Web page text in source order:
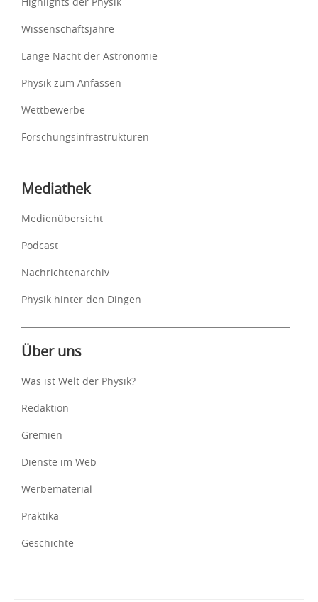
Wissenschaftsjahre
Lange Nacht der Astronomie
Physik zum Anfassen
Wettbewerbe
Forschungsinfrastrukturen
Mediathek
Medienübersicht
Podcast
Nachrichtenarchiv
Physik hinter den Dingen
Über uns
Was ist Welt der Physik?
Redaktion
Gremien
Dienste im Web
Werbematerial
Praktika
Geschichte